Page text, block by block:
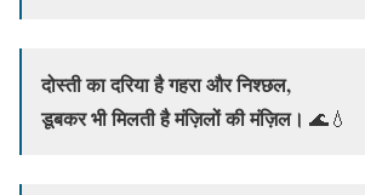
दोस्ती का दरिया है गहरा और निश्छल,
डूबकर भी मिलती है मंज़िलों की मंज़िल। 🌊💧